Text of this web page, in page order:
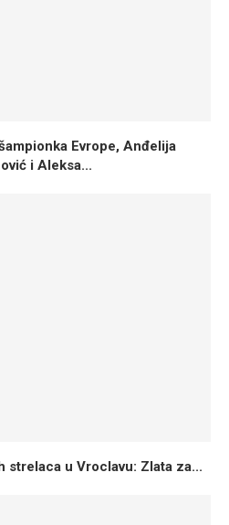
Evrope, Anđelija
i Aleksa...
strelaca u Vroclavu: Zlata za...